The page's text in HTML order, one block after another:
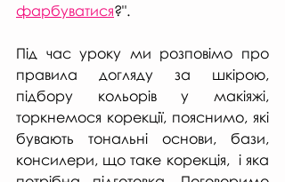
фарбуватися?".
Під час уроку ми розповімо про
правила догляду за шкірою,
підбору кольорів у макіяжі,
торкнемося корекції, пояснимо, які
бувають тональні основи, бази,
консилери, що таке корекція,  і яка